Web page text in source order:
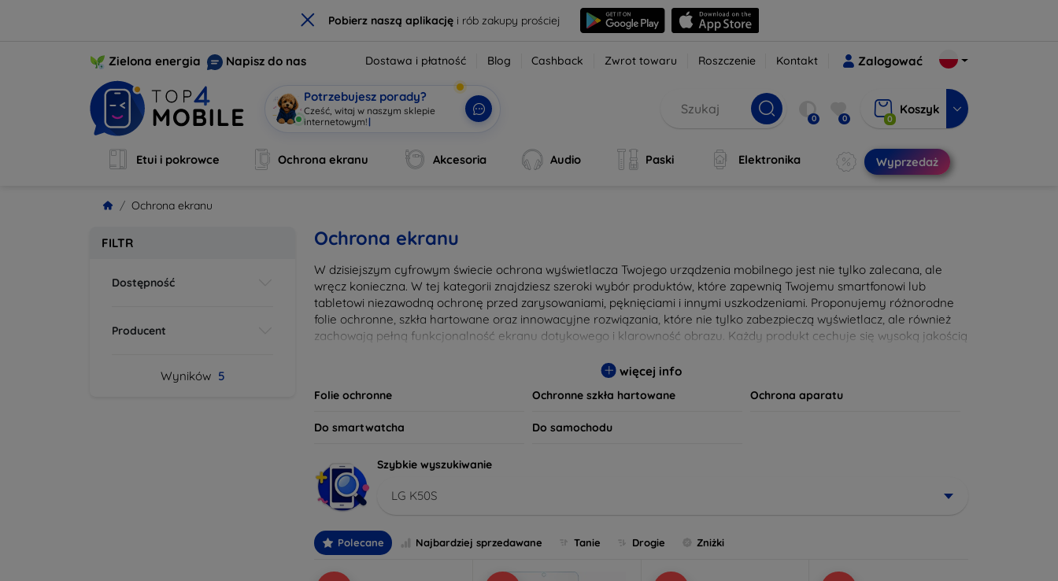
× Pobierz naszą aplikacjęi rób zakupy prościej
Zielona energia Napisz do nas Dostawa i płatność Blog Cashback Zwrot towaru Roszczenie Kontakt Zalogować
Potrzebujesz porady?
Cześć, witaj w naszym sklepie
internetow| 0 0 0
Koszyk
Etui i pokrowce Ochrona ekranu Akcesoria Audio Paski Elektronika Wyprzedaż
Ochrona ekranu
FILTR
Dostępność
Producent
Wyników 5
Ochrona ekranu
W dzisiejszym cyfrowym świecie ochrona wyświetlacza Twojego urządzenia mobilnego jest nie tylko zalecana, ale
wręcz konieczna. W tej kategorii znajdziesz szeroki wybór produktów, które zapewnią Twojemu smartfonowi lub
tabletowi niezawodną ochronę przed zarysowaniami, pęknięciami i innymi uszkodzeniami. Proponujemy różnorodne
folie ochronne, szkła hartowane oraz innowacyjne rozwiązania, które nie tylko zabezpieczą wyświetlacz, ale również
zachowają pełną funkcjonalność ekranu dotykowego i klarowność obrazu. Każdy produkt cechuje się wysoką jakością
dziś i wybierz idealną ochronę, która spełni Twoje oczekiwania oraz zapewni mu długotrwałą żywotność. Twój komfort i
więcej info
Folie ochronne Ochronne szkła hartowane Ochrona aparatu
Do smartwatcha Do samochodu
Szybkie wyszukiwanie
LG K50S
Polecane Najbardziej sprzedawane Tanie Drogie Zniżki